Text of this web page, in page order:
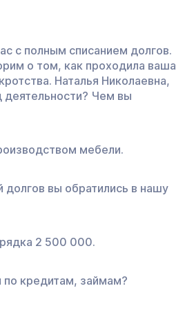
с полным списанием долгов.
о том, как проходила ваша
Наталья Николаевна,
деятельности? Чем вы
мебели.
долгов вы обратились в нашу
2 500 000.
по кредитам, займам?